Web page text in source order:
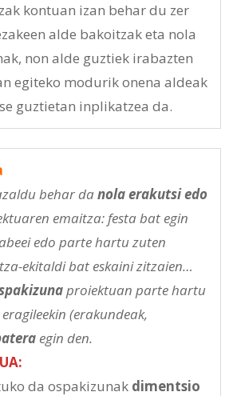
kontuan izan behar du zer
alde bakoitzak eta nola
non alde guztiek irabazten
egiteko modurik onena aldeak
guztietan inplikatzea da.
behar danola erakutsi edo
emaitza: festa bat egin
edo parte hartu zuten
ekitaldi bat eskaini zitzaien…
proiektuan parte hartu
(erakundeak,
egin den.
da ospakizunak dimentsio